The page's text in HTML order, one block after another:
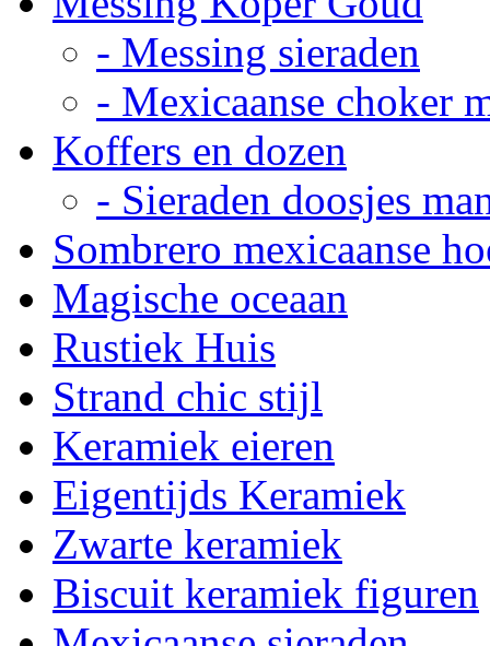
- Messing sieraden
- Mexicaanse choker
Koffers en dozen
- Sieraden doosjes
Sombrero mexicaanse
Magische oceaan
Rustiek Huis
Strand chic stijl
Keramiek eieren
Eigentijds Keramiek
Zwarte keramiek
Biscuit keramiek figuren